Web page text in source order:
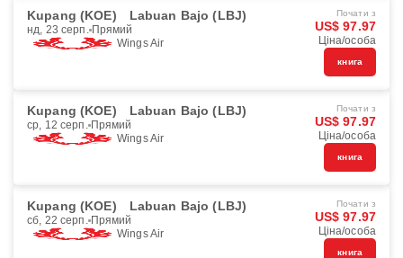
Kupang (KOE) Labuan Bajo (LBJ)
нд, 23 серп. Прямий
Wings Air
Почати з
US$ 97.97
Ціна/особа
книга
Kupang (KOE) Labuan Bajo (LBJ)
ср, 12 серп. Прямий
Wings Air
Почати з
US$ 97.97
Ціна/особа
книга
Kupang (KOE) Labuan Bajo (LBJ)
сб, 22 серп. Прямий
Wings Air
Почати з
US$ 97.97
Ціна/особа
книга